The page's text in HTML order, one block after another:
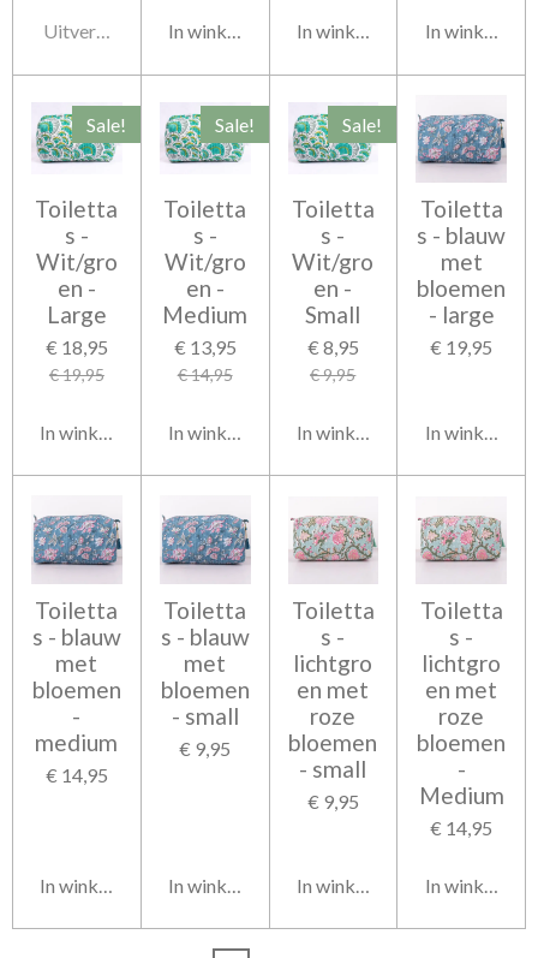
Uitverkocht In winkelwagen In winkelwagen In
Sale!
Toiletta
s -
Wit/gro
en -
Large
€ 18,95
€ 19,95
In winkelwagen
Sale!
Toiletta
s -
Wit/gro
en -
Medium
€ 13,95
€ 14,95
In winkelwagen
Sale!
Toiletta
s -
Wit/gro
en -
Small
€ 8,95
€ 9,95
In winkelwagen
Toiletta
s - blauw
met
bloemen
- large
€ 19,95
In
Toiletta
s - blauw
met
bloemen
-
medium
€ 14,95
In winkelwagen
Toiletta
s - blauw
met
bloemen
- small
€ 9,95
In winkelwagen
Toiletta
s -
lichtgro
en met
roze
bloemen
- small
€ 9,95
In winkelwagen
Toiletta
s -
lichtgro
en met
roze
bloemen
-
Medium
€ 14,95
In